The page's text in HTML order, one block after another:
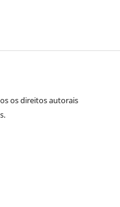
os direitos autorais